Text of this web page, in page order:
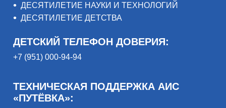
ДЕСЯТИЛЕТИЕ НАУКИ И ТЕХНОЛОГИЙ
ДЕСЯТИЛЕТИЕ ДЕТСТВА
ДЕТСКИЙ ТЕЛЕФОН ДОВЕРИЯ:
+7 (951) 000-94-94
ТЕХНИЧЕСКАЯ ПОДДЕРЖКА АИС
«ПУТЁВКА»: